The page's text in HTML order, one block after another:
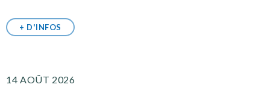
+ D'INFOS
14 AOÛT 2026